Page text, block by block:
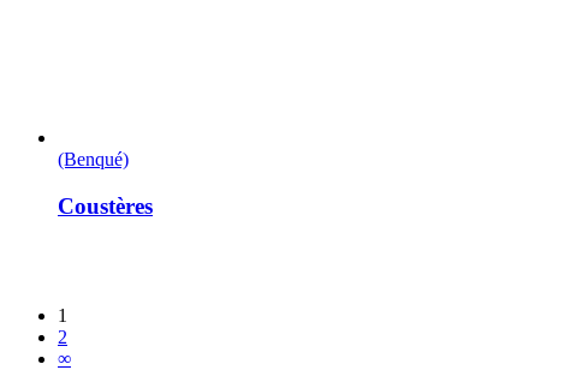
(Benqué)
Coustères
1
2
∞